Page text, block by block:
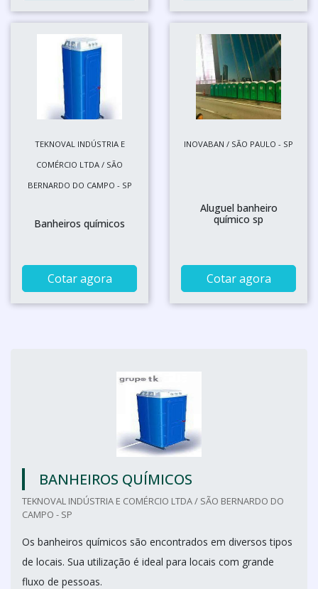
TEKNOVAL INDÚSTRIA E
COMÉRCIO LTDA / SÃO
BERNARDO DO CAMPO - SP
Banheiros químicos
Cotar agora
INOVABAN / SÃO PAULO - SP
Aluguel banheiro
químico sp
Cotar agora
BANHEIROS QUÍMICOS
TEKNOVAL INDÚSTRIA E COMÉRCIO LTDA / SÃO BERNARDO DO
CAMPO - SP
Os banheiros químicos são encontrados em diversos tipos
de locais. Sua utilização é ideal para locais com grande
fluxo de pessoas.